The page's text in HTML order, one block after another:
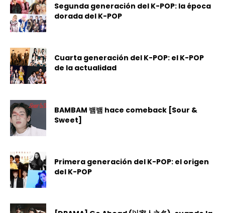
Segunda generación del K-POP: la época
dorada del K-POP
Cuarta generación del K-POP: el K-POP
de la actualidad
BAMBAM 뱀뱀 hace comeback [Sour &
Sweet]
Primera generación del K-POP: el origen
del K-POP